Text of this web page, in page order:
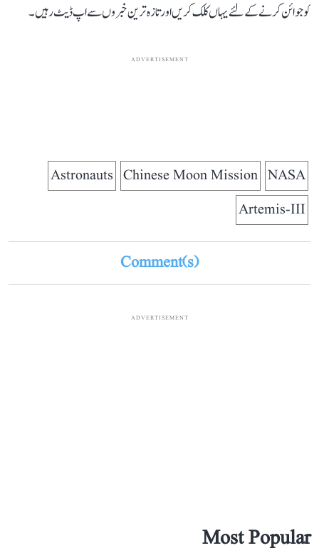
کو جوائن کرنے کے لئے یہاں کلک کریں اور تازہ ترین خبروں سے اپ ڈیٹ رہیں۔
ADVERTISEMENT
NASA
Chinese Moon Mission
Astronauts
Artemis-III
Comment(s)
ADVERTISEMENT
Most Popular